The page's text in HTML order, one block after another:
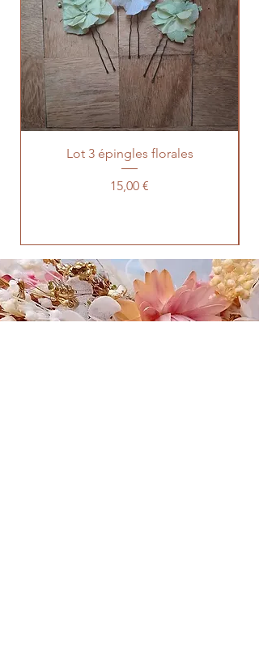
Lot 3 épingles florales
Prix
15,00 €